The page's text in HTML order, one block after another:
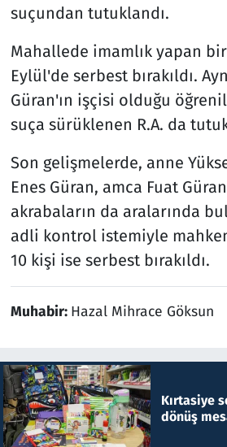
suçundan tutuklandı.
Mahallede imamlık yapan
Eylül'de serbest bırakıldı.
Güran'ın işçisi olduğu
suça sürüklenen R.A. da
Son gelişmelerde, anne
Enes Güran, amca Fuat
akrabaların da aralarında
adli kontrol istemiyle
10 kişi ise serbest bırakıldı.
Muhabir: Hazal Mihrace Göksun
Kırtasiye
dönüş